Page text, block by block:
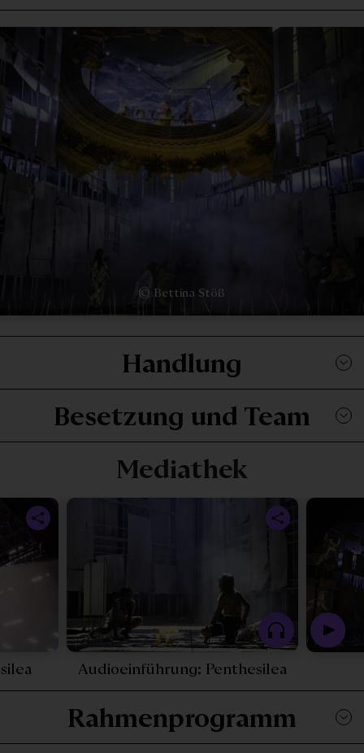
© Bettina Stöß
Handlung
Besetzung und Team
Mediathek
Play Video - Behind the Scenes: Penthesilea -
Audioeinführung: Penthesilea
Rahmenprogramm